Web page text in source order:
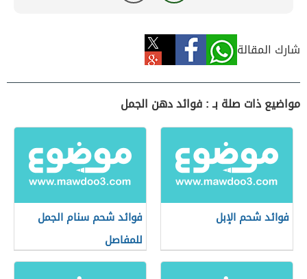
شارك المقالة
مواضيع ذات صلة بـ : فوائد دهن الجمل
فوائد شحم الإبل
فوائد شحم سنام الجمل
للمفاصل